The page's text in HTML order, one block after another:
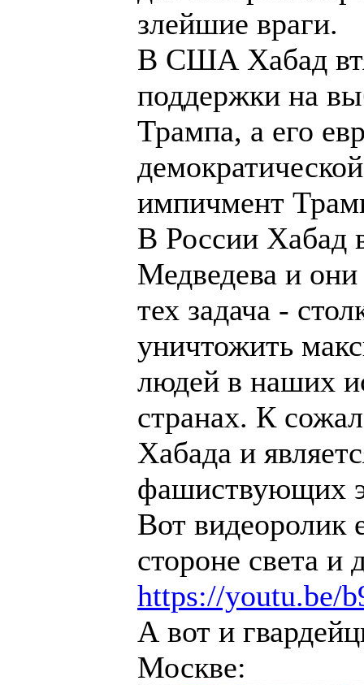
злейшие враги.
В США Хабад
поддержки на
Трампа, а его
импичмент
В России Хабад
Медведева и
тех задача -
уничтожить
людей в наших
странах. К
Хабада и
фашиствующих
Вот видеоролик
стороне света и
https://youtu.be/
А вот и
Москве: